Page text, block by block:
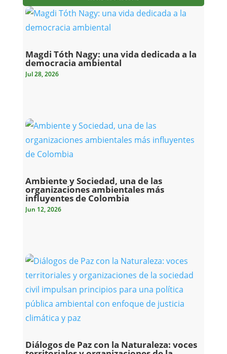
Magdi Tóth Nagy: una vida dedicada a la
democracia ambiental
Jul 28, 2026
Ambiente y Sociedad, una de las
organizaciones ambientales más
influyentes de Colombia
Jun 12, 2026
Diálogos de Paz con la Naturaleza: voces